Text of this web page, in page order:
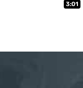
3:01